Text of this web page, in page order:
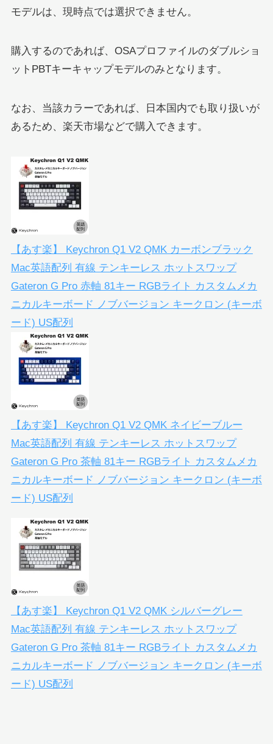
モデルは、現時点では選択できません。
購入するのであれば、OSAプロファイルのダブルショ
ットPBTキーキャップモデルのみとなります。
なお、当該カラーであれば、日本国内でも取り扱いが
あるため、楽天市場などで購入できます。
【あす楽】 Keychron Q1 V2 QMK カーボンブラック
Mac英語配列 有線 テンキーレス ホットスワップ
Gateron G Pro 赤軸 81キー RGBライト カスタムメカ
ニカルキーボード ノブバージョン キークロン (キーボ
ード) US配列
【あす楽】 Keychron Q1 V2 QMK ネイビーブルー
Mac英語配列 有線 テンキーレス ホットスワップ
Gateron G Pro 茶軸 81キー RGBライト カスタムメカ
ニカルキーボード ノブバージョン キークロン (キーボ
ード) US配列
【あす楽】 Keychron Q1 V2 QMK シルバーグレー
Mac英語配列 有線 テンキーレス ホットスワップ
Gateron G Pro 茶軸 81キー RGBライト カスタムメカ
ニカルキーボード ノブバージョン キークロン (キーボ
ード) US配列